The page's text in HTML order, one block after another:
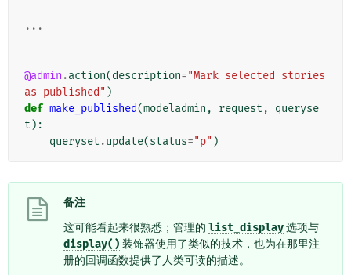
...
@admin .action(description="Mark selected stories
as published" )
def make_published(modeladmin , request ,
queryse
t ):
queryset .update(status="p" )
备注
这可能看起来很熟悉；管理的 list_display选项与
display() 装饰器使用了类似的技术，也为在那里注
册的回调函数提供了人类可读的描述。